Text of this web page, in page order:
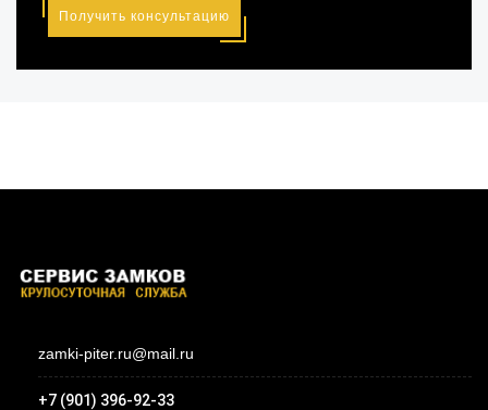
Получить консультацию
zamki-piter.ru@mail.ru
+7 (901) 396-92-33